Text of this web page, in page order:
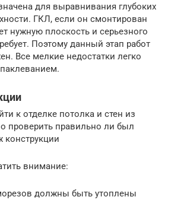
для выравнивания глубоких
ГКЛ, если он смонтирован
нужную плоскость и серьезного
Поэтому данный этап работ
Все мелкие недостатки легко
к отделке потолка и стен из
проверить правильно ли был
конструкции
внимание:
должны быть утоплены